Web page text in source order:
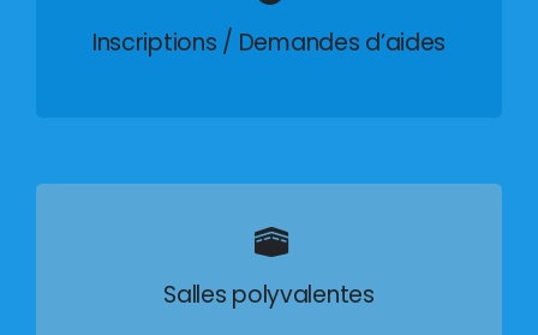
Inscriptions / Demandes d’aides
Salles polyvalentes